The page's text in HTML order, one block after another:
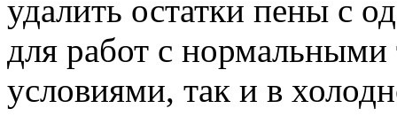
удалить остатки пены с
для работ с
условиями, так и в